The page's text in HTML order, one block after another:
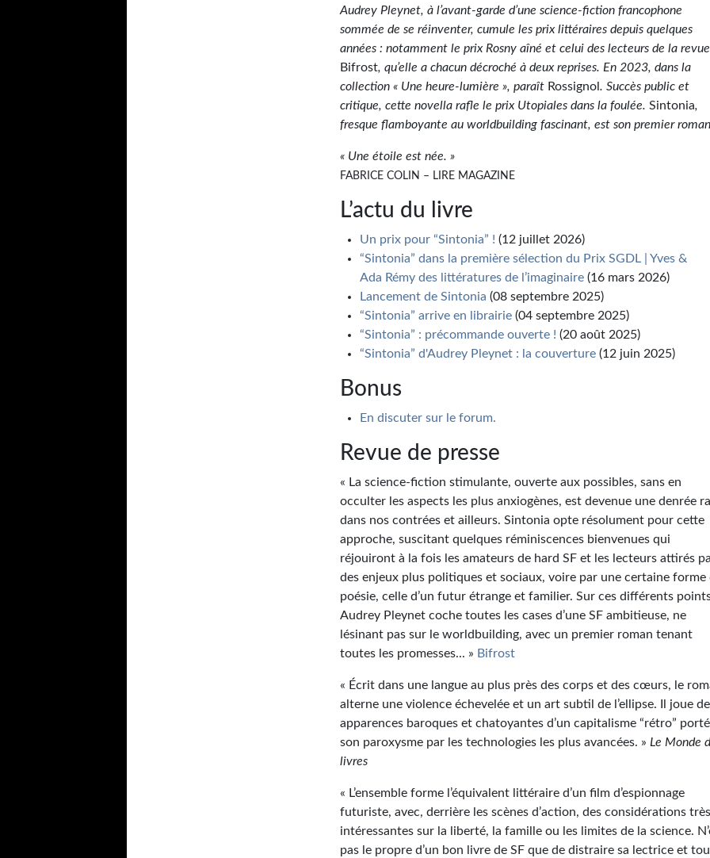
Audrey Pleynet, à l’avant-garde d’une science-fiction francophone
sommée de se réinventer, cumule les prix littéraires depuis quelques
années : notamment le prix Rosny aîné et celui des lecteurs de la revue
Bifrost, qu’elle a chacun décroché à deux reprises. En 2023, dans la
collection « Une heure-lumière », paraît Rossignol. Succès public et
critique, cette novella rafle le prix Utopiales dans la foulée.Sintonia,
fresque flamboyante au worldbuilding fascinant, est son premier
« Une étoile est née. »
FABRICE COLIN – LIRE MAGAZINE
L’actu du livre
Un prix pour “Sintonia” ! (12 juillet 2026)
“Sintonia” dans la première sélection du Prix SGDL | Yves &
Ada Rémy des littératures de l’imaginaire(16 mars 2026)
Lancement de Sintonia (08 septembre 2025)
“Sintonia” arrive en librairie (04 septembre 2025)
“Sintonia” : précommande ouverte ! (20 août 2025)
“Sintonia” d'Audrey Pleynet : la couverture (12 juin 2025)
Bonus
En discuter sur le forum.
Revue de presse
« La science-fiction stimulante, ouverte aux possibles, sans en
occulter les aspects les plus anxiogènes, est devenue une denrée
dans nos contrées et ailleurs. Sintonia opte résolument pour cette
approche, suscitant quelques réminiscences bienvenues qui
réjouiront à la fois les amateurs de hard SF et les lecteurs attirés
des enjeux plus politiques et sociaux, voire par une certaine forme
poésie, celle d’un futur étrange et familier. Sur ces différents
Audrey Pleynet coche toutes les cases d’une SF ambitieuse, ne
lésinant pas sur le worldbuilding, avec un premier roman tenant
toutes les promesses... » Bifrost
« Écrit dans une langue au plus près des corps et des cœurs, le
alterne une violence échevelée et un art subtil de l’ellipse. Il joue
apparences baroques et chatoyantes d’un capitalisme “rétro”
son paroxysme par les technologies les plus avancées. » Le Monde
livres
« L’ensemble forme l’équivalent littéraire d’un film d’espionnage
futuriste, avec, derrière les scènes d’action, des considérations
intéressantes sur la liberté, la famille ou les limites de la science.
pas le propre d’un bon livre de SF que de distraire sa lectrice et